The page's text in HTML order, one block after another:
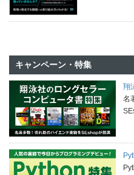
キャンペーン・特集
翔
名